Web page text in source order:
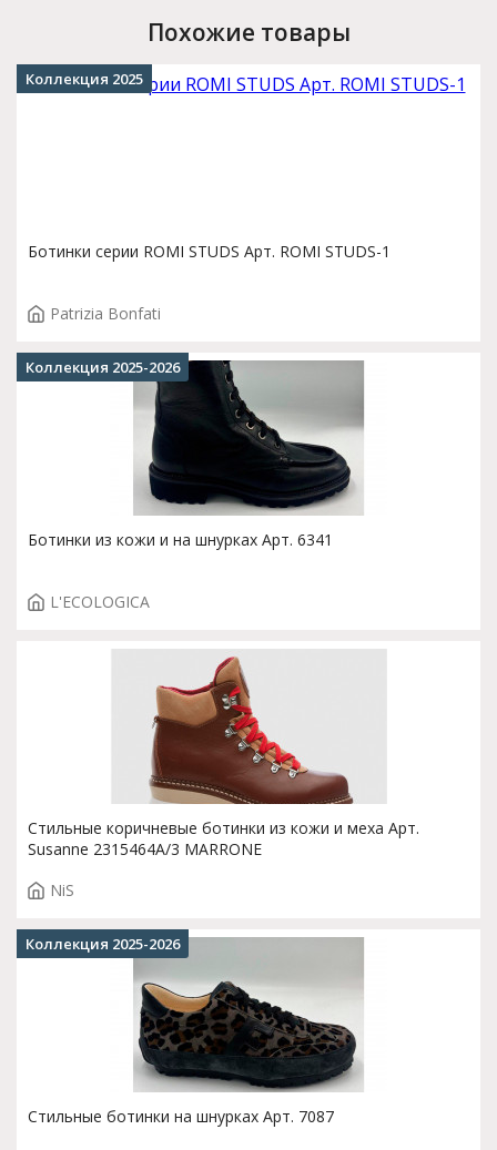
Похожие товары
Ботинки серии ROMI STUDS Арт. ROMI STUDS-1
Patrizia Bonfati
Коллекция 2025
Ботинки из кожи и на шнурках Арт. 6341
L'ECOLOGICA
Коллекция 2025-2026
Стильные коричневые ботинки из кожи и меха Арт.
Susanne 2315464A/3 MARRONE
NiS
Стильные ботинки на шнурках Арт. 7087
Коллекция 2025-2026